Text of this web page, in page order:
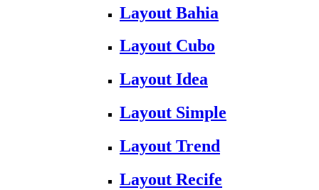
Layout Bahia
Layout Cubo
Layout Idea
Layout Simple
Layout Trend
Layout Recife